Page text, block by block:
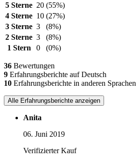
5 Sterne 20 (55%)
4 Sterne 10 (27%)
3 Sterne 3
(8%)
2 Sterne 3
(8%)
1 Stern
0 (0%)
36 Bewertungen
9 Erfahrungsberichte auf Deutsch
10 Erfahrungsberichte in anderen Sprachen
Alle Erfahrungsberichte anzeigen
Anita
06. Juni 2019
Verifizierter Kauf